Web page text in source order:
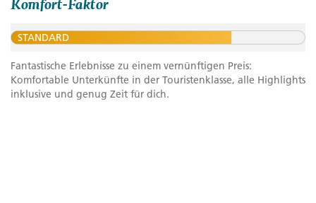
STANDARD
Fantastische Erlebnisse zu einem vernünftigen Preis:
Komfortable Unterkünfte in der Touristenklasse, alle Highlights
inklusive und genug Zeit für dich.